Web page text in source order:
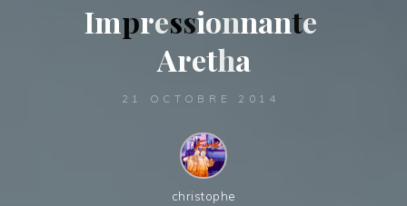
Impressionnante
Aretha
21 OCTOBRE 2014
christophe